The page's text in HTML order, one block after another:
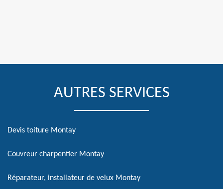
AUTRES SERVICES
Devis toiture Montay
Couvreur charpentier Montay
Réparateur, installateur de velux Montay